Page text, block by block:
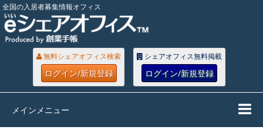
全国の入居者募集情報オフィス
無料シェアオフィス検索
ログイン/新規登録
シェアオフィス無料掲載
ログイン/新規登録
メインメニュー